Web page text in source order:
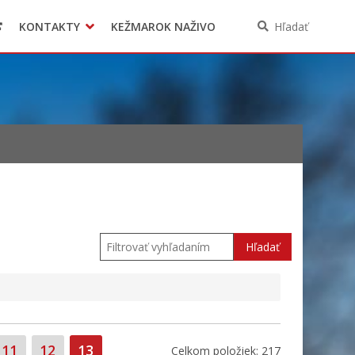
KONTAKTY KEŽMAROK NAŽIVO Hľadať
Hľadať
Strana
11 Strana
12 Strana
13 Celkom položiek: 217